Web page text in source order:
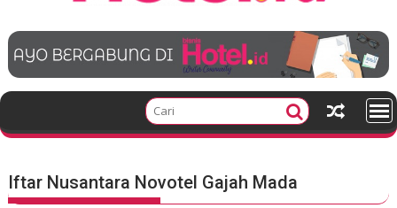
e
t
Iftar Nusantara Novotel Gajah Mada